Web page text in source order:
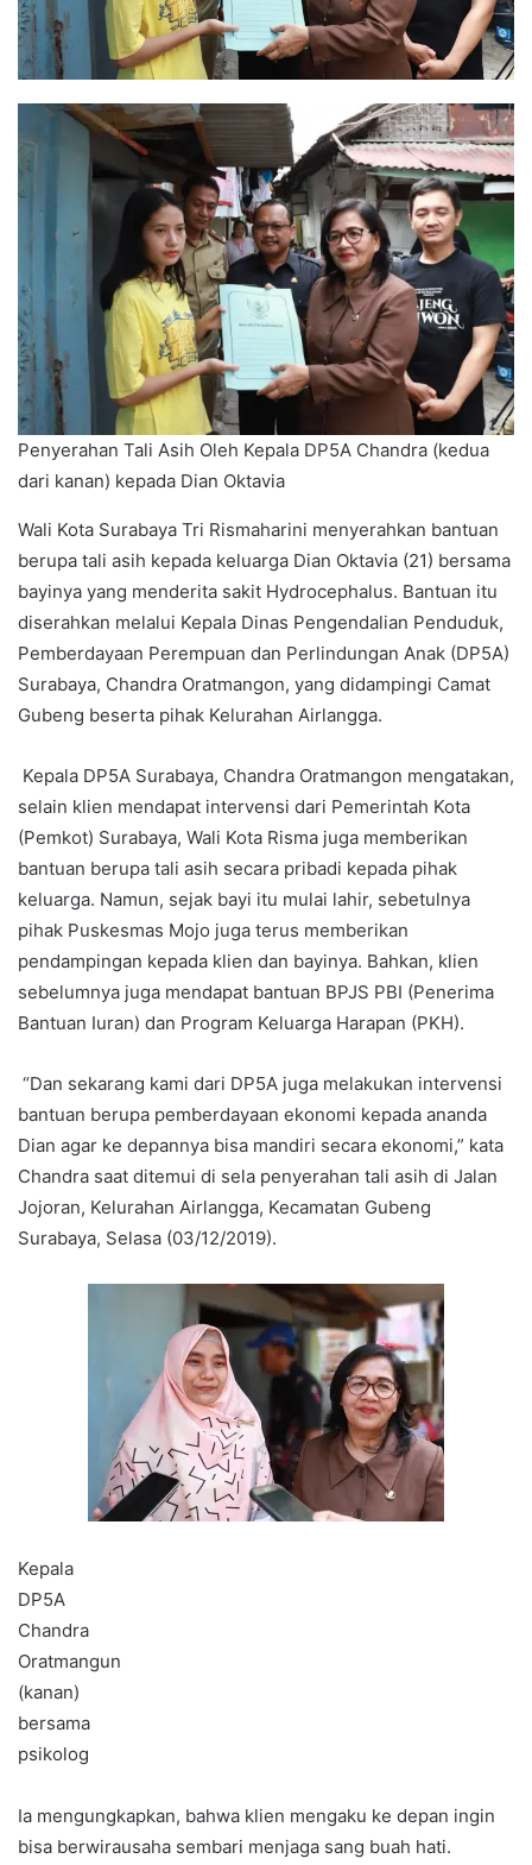
Penyerahan Tali Asih Oleh Kepala DP5A Chandra (kedua
dari kanan) kepada Dian Oktavia
Wali Kota Surabaya Tri Rismaharini menyerahkan bantuan
berupa tali asih kepada keluarga Dian Oktavia (21) bersama
bayinya yang menderita sakit Hydrocephalus. Bantuan itu
diserahkan melalui Kepala Dinas Pengendalian Penduduk,
Pemberdayaan Perempuan dan Perlindungan Anak (DP5A)
Surabaya, Chandra Oratmangon, yang didampingi Camat
Gubeng beserta pihak Kelurahan Airlangga.
Kepala DP5A Surabaya, Chandra Oratmangon mengatakan,
selain klien mendapat intervensi dari Pemerintah Kota
(Pemkot) Surabaya, Wali Kota Risma juga memberikan
bantuan berupa tali asih secara pribadi kepada pihak
keluarga. Namun, sejak bayi itu mulai lahir, sebetulnya
pihak Puskesmas Mojo juga terus memberikan
pendampingan kepada klien dan bayinya. Bahkan, klien
sebelumnya juga mendapat bantuan BPJS PBI (Penerima
Bantuan Iuran) dan Program Keluarga Harapan (PKH).
“Dan sekarang kami dari DP5A juga melakukan intervensi
bantuan berupa pemberdayaan ekonomi kepada ananda
Dian agar ke depannya bisa mandiri secara ekonomi,” kata
Chandra saat ditemui di sela penyerahan tali asih di Jalan
Jojoran, Kelurahan Airlangga, Kecamatan Gubeng
Surabaya, Selasa (03/12/2019).
Kepala
DP5A
Chandra
Oratmangun
(kanan)
bersama
psikolog
Ia mengungkapkan, bahwa klien mengaku ke depan ingin
bisa berwirausaha sembari menjaga sang buah hati.